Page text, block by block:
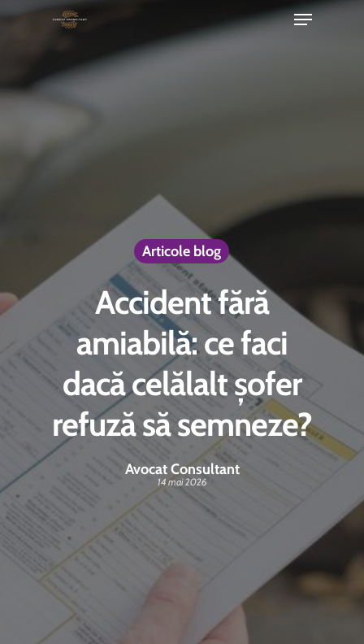
Skip
content
Menu
Articole blog
Accident fără
amiabilă: ce faci
dacă celălalt șofer
refuză să semneze?
Avocat Consultant
14 mai 2026